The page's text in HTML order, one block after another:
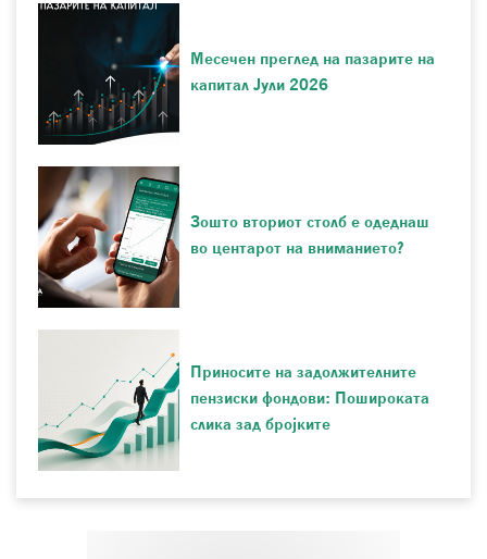
Месечен преглед на пазарите на
капитал Јули 2026
Зошто вториот столб е одеднаш
во центарот на вниманието?
Приносите на задолжителните
пензиски фондови: Пошироката
слика зад бројките